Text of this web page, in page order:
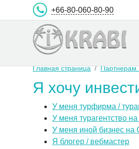
+66-80-060-80-90
Главная страница
Я хочу
У меня турфирма /
У меня турагентство
У меня иной бизнес на
Я блогер / вебмастер